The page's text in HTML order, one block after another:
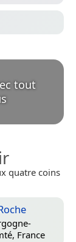
tout
quatre coins
France